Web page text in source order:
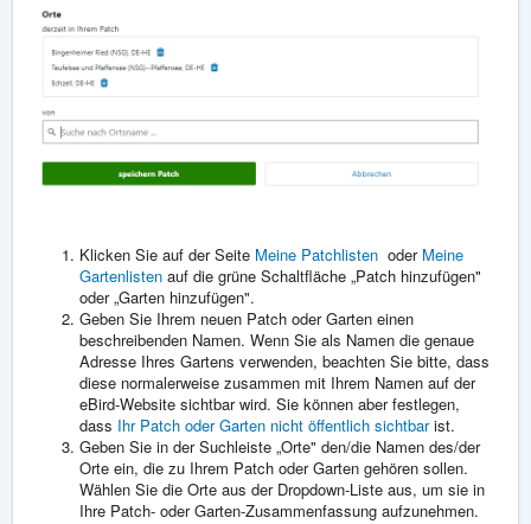
Klicken Sie auf der Seite Meine Patchlisten oder Meine
Gartenlisten auf die grüne Schaltfläche „Patch hinzufügen"
oder „Garten hinzufügen".
Geben Sie Ihrem neuen Patch oder Garten einen
beschreibenden Namen. Wenn Sie als Namen die genaue
Adresse Ihres Gartens verwenden, beachten Sie bitte, dass
diese normalerweise zusammen mit Ihrem Namen auf der
eBird-Website sichtbar wird. Sie können aber festlegen,
dass Ihr Patch oder Garten nicht öffentlich sichtbarist.
Geben Sie in der Suchleiste „Orte" den/die Namen des/der
Orte ein, die zu Ihrem Patch oder Garten gehören sollen.
Wählen Sie die Orte aus der Dropdown-Liste aus, um sie in
Ihre Patch- oder Garten-Zusammenfassung aufzunehmen.